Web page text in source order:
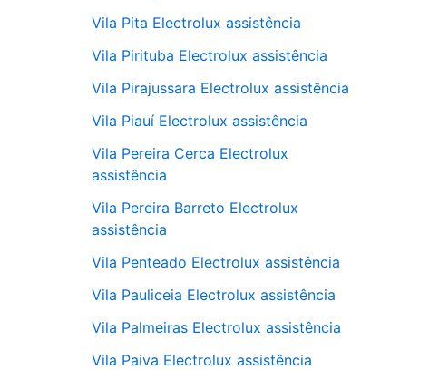
Vila Pita Electrolux assistência
Vila Pirituba Electrolux assistência
Vila Pirajussara Electrolux assistência
Vila Piauí Electrolux assistência
Vila Pereira Cerca Electrolux
assistência
Vila Pereira Barreto Electrolux
assistência
Vila Penteado Electrolux assistência
Vila Pauliceia Electrolux assistência
Vila Palmeiras Electrolux assistência
Vila Paiva Electrolux assistência